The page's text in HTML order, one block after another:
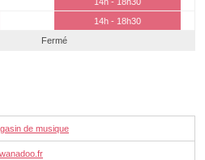
14h - 18h30
Fermé
de musique